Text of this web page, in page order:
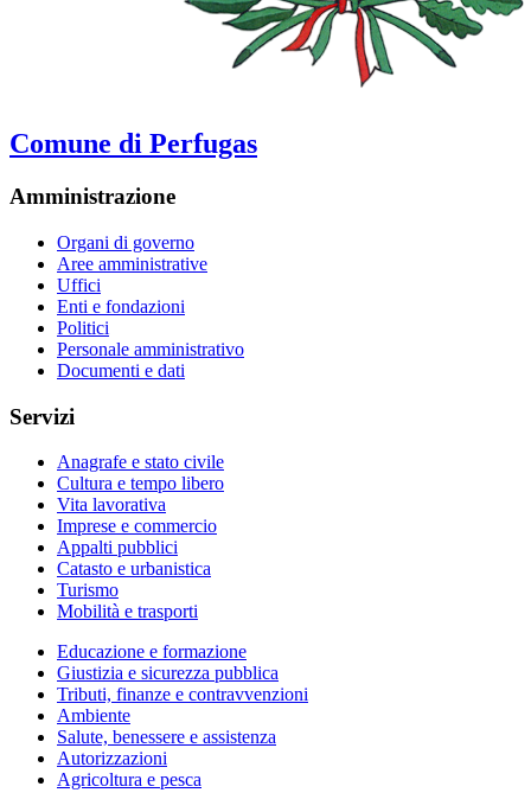
Comune di Perfugas
Amministrazione
Organi di governo
Aree amministrative
Uffici
Enti e fondazioni
Politici
Personale amministrativo
Documenti e dati
Servizi
Anagrafe e stato civile
Cultura e tempo libero
Vita lavorativa
Imprese e commercio
Appalti pubblici
Catasto e urbanistica
Turismo
Mobilità e trasporti
Educazione e formazione
Giustizia e sicurezza pubblica
Tributi, finanze e contravvenzioni
Ambiente
Salute, benessere e assistenza
Autorizzazioni
Agricoltura e pesca